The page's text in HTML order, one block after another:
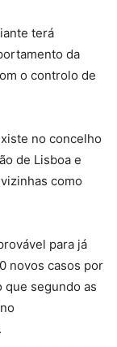
terá
da
o controlo de
no concelho
de Lisboa e
como
para já
novos casos por
que segundo as